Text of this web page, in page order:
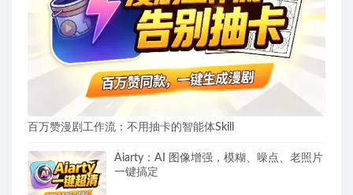
百万赞漫剧工作流：不用抽卡的智能体Skill
Aiarty：AI 图像增强，模糊、噪点、老照片
一键搞定